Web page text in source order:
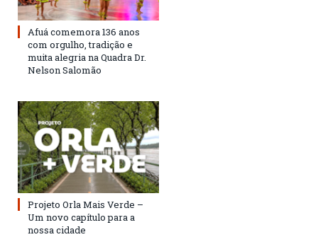
Afuá comemora 136 anos
com orgulho, tradição e
muita alegria na Quadra Dr.
Nelson Salomão
Projeto Orla Mais Verde –
Um novo capítulo para a
nossa cidade